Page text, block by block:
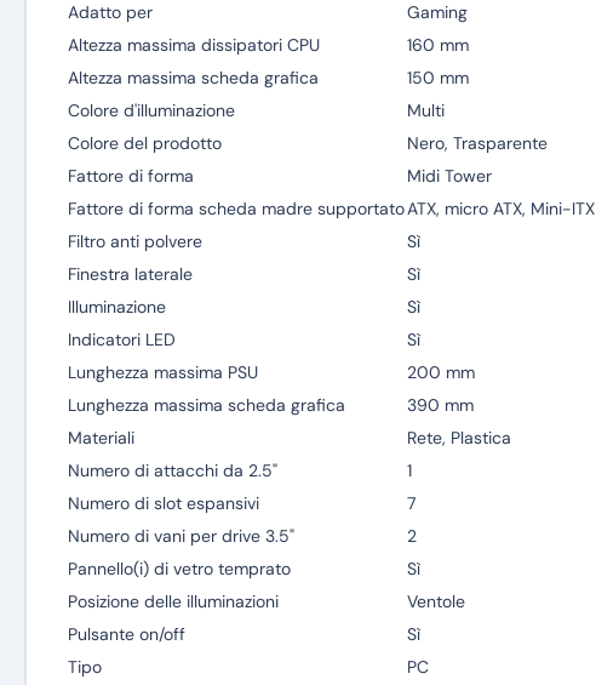
Adatto per
Gaming
Altezza massima dissipatori CPU
160 mm
Altezza massima scheda grafica
150 mm
Colore d'illuminazione
Multi
Colore del prodotto
Nero, Trasparente
Fattore di forma
Midi Tower
Fattore di forma scheda madre supportatoATX, micro ATX, Mini-ITX
Filtro anti polvere
Sì
Finestra laterale
Sì
Illuminazione
Sì
Indicatori LED
Sì
Lunghezza massima PSU
200 mm
Lunghezza massima scheda grafica
390 mm
Materiali
Rete, Plastica
Numero di attacchi da 2.5"
1
Numero di slot espansivi
7
Numero di vani per drive 3.5"
2
Pannello(i) di vetro temprato
Sì
Posizione delle illuminazioni
Ventole
Pulsante on/off
Sì
Tipo
PC